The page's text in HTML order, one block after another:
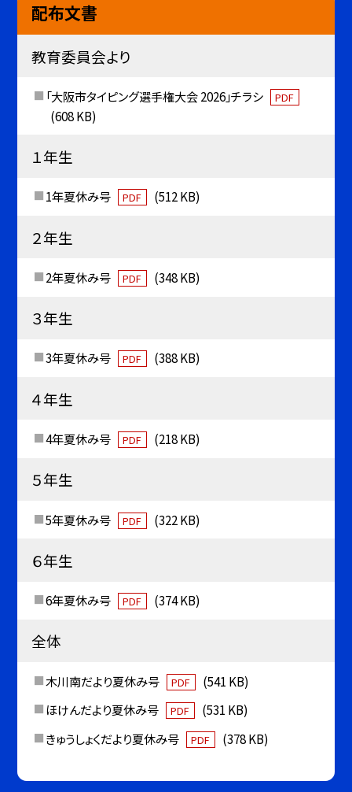
配布文書
教育委員会より
「大阪市タイピング選手権大会 2026」チラシ PDF
(608 KB)
１年生
1年夏休み号 PDF (512 KB)
２年生
2年夏休み号 PDF (348 KB)
３年生
3年夏休み号 PDF (388 KB)
４年生
4年夏休み号 PDF (218 KB)
５年生
5年夏休み号 PDF (322 KB)
６年生
6年夏休み号 PDF (374 KB)
全体
木川南だより夏休み号 PDF
(541 KB)
ほけんだより夏休み号
PDF
(531 KB)
きゅうしょくだより夏休み号
PDF (378 KB)